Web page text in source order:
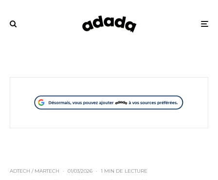
ADTECH / MARTECH · 01/03/2026 · 1 MIN DE LECTURE